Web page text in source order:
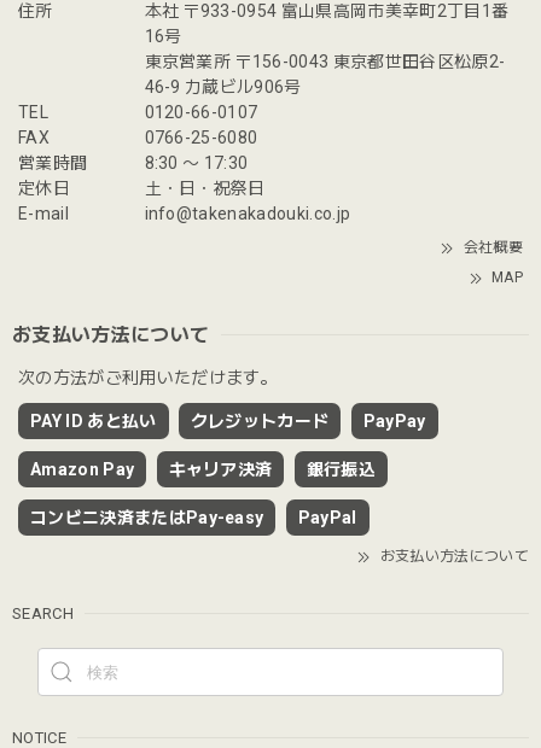
住所
本社 〒933-0954 富山県高岡市美幸町2丁目1番
16号
東京営業所 〒156-0043 東京都世田谷区松原2-
46-9 力蔵ビル906号
TEL
0120-66-0107
FAX
0766-25-6080
営業時間
8:30 〜 17:30
定休日
土・日・祝祭日
E-mail
info@takenakadouki.co.jp
会社概要
MAP
お支払い方法について
次の方法がご利用いただけます。
PAY ID あと払い クレジットカード PayPay
Amazon Pay キャリア決済 銀行振込
コンビニ決済またはPay-easy PayPal
お支払い方法について
SEARCH
NOTICE